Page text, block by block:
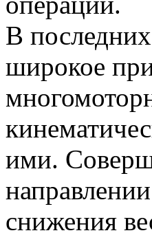
В
широкое
ими.
снижения